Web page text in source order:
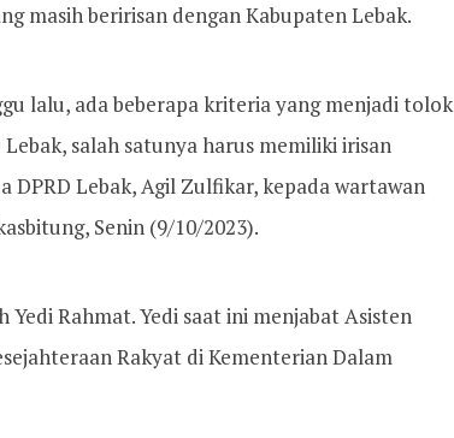
masih beririsan dengan Kabupaten Lebak.
lalu, ada beberapa kriteria yang menjadi tolok
salah satunya harus memiliki irisan
DPRD Lebak, Agil Zulfikar, kepada wartawan
Senin (9/10/2023).
Rahmat. Yedi saat ini menjabat Asisten
Rakyat di Kementerian Dalam